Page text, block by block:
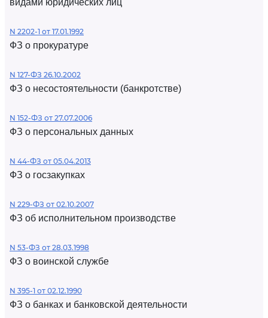
видами юридических лиц
N 2202-1 от 17.01.1992
ФЗ о прокуратуре
N 127-ФЗ 26.10.2002
ФЗ о несостоятельности (банкротстве)
N 152-ФЗ от 27.07.2006
ФЗ о персональных данных
N 44-ФЗ от 05.04.2013
ФЗ о госзакупках
N 229-ФЗ от 02.10.2007
ФЗ об исполнительном производстве
N 53-ФЗ от 28.03.1998
ФЗ о воинской службе
N 395-1 от 02.12.1990
ФЗ о банках и банковской деятельности